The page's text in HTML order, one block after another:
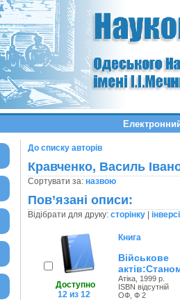
До списку авторів
Кравченко, Василь
Сортувати за: назвою
Пов’язані описи:
Відібрати для друку: сторінку|
Доступно
12 из 12
Книга
Атіка, 1999 р.
ISBN відсутній
ОФ, Ф 2